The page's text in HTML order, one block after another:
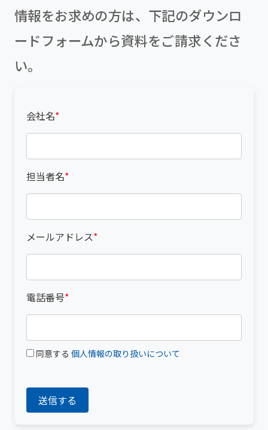
情報をお求めの方は、下記のダウンロ
ードフォームから資料をご請求くださ
い。
会社名*
担当者名*
メールアドレス*
電話番号*
同意する 個人情報の取り扱いについて